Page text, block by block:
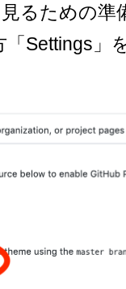
るための準
Settings」